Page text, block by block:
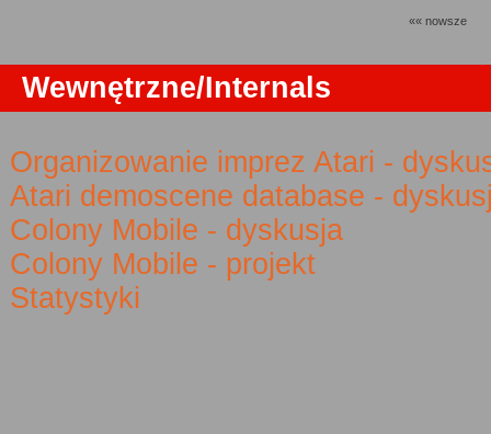
«« nowsze
Wewnętrzne/Internals
Organizowanie imprez Atari -
Atari demoscene database -
Colony Mobile - dyskusja
Colony Mobile - projekt
Statystyki